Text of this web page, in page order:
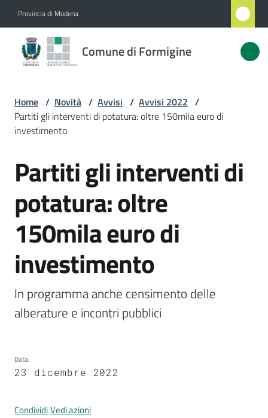
Provincia di Modena
Comune di Formigine
Comune
di
Amministrazione
Novità
Menu selezionato
Vivere
Formigine
Prenotazione
A
l
e
Home / Novità / Avvisi / Avvisi 2022 /
Partiti gli interventi di potatura: oltre 150mila euro di
investimento
Salta al contenuto
Partiti gli interventi di
potatura: oltre
150mila euro di
investimento
In programma anche censimento delle
alberature e incontri pubblici
Data:
23 dicembre 2022
CondividiVedi azioni